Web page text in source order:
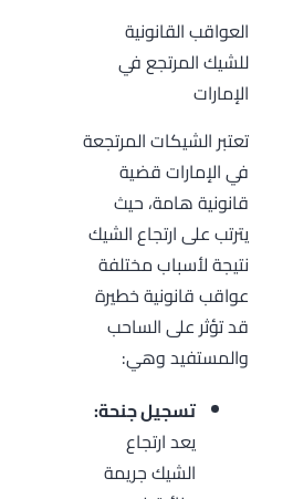
العواقب القانونية
للشيك المرتجع في
الإمارات
تعتبر الشيكات المرتجعة
في الإمارات قضية
قانونية هامة، حيث
يترتب على ارتجاع الشيك
نتيجة لأسباب مختلفة
عواقب قانونية خطيرة
قد تؤثر على الساحب
والمستفيد وهي:
تسجيل جنحة:
يعد ارتجاع
الشيك جريمة